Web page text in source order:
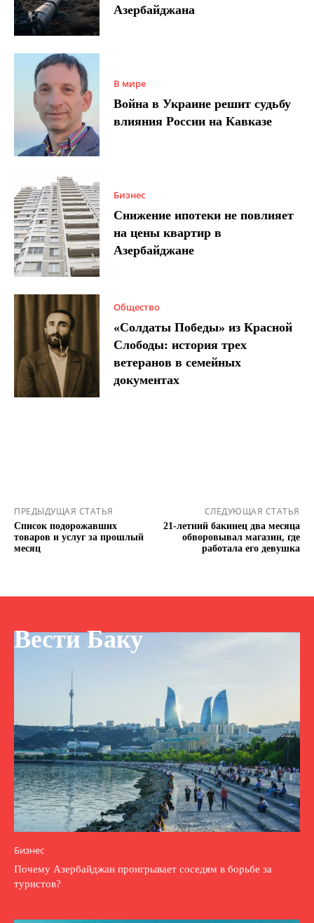
Азербайджана
В мире
Война в Украине решит судьбу
влияния России на Кавказе
Бизнес
Снижение ипотеки не повлияет
на цены квартир в
Азербайджане
Общество
«Солдаты Победы» из Красной
Слободы: история трех
ветеранов в семейных
документах
ПРЕДЫДУЩАЯ СТАТЬЯ
Список подорожавших
товаров и услуг за прошлый
месяц
СЛЕДУЮЩАЯ СТАТЬЯ
21-летний бакинец два месяца
обворовывал магазин, где
работала его девушка
Вести Баку
Бизнес
Почему Азербайджан проигрывает соседям в борьбе за
туристов?